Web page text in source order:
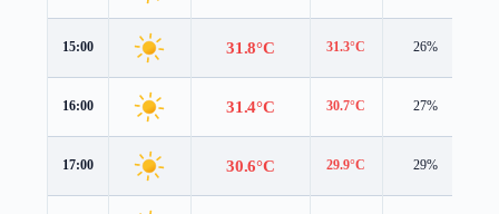
15:00 31.8°C 31.3°C 26%
16:00 31.4°C 30.7°C 27%
17:00 30.6°C 29.9°C 29%